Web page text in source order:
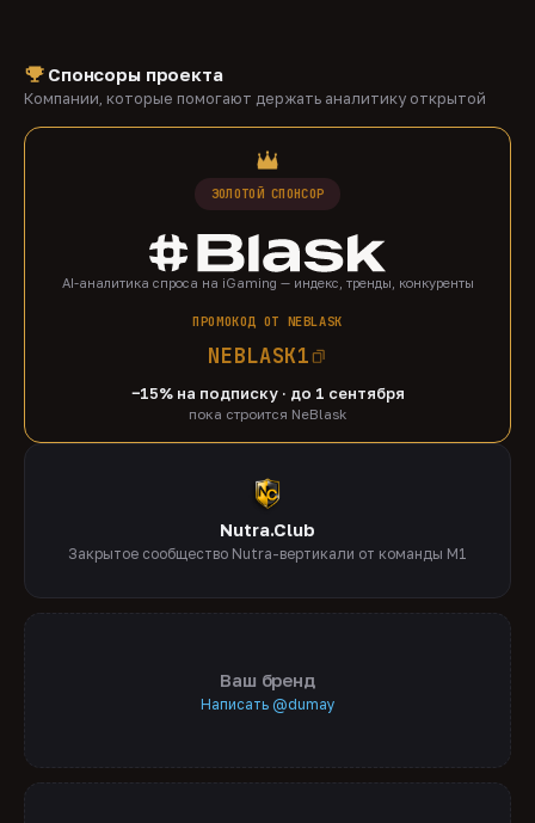
Спонсоры проекта
Компании, которые помогают держать аналитику открытой
ЗОЛОТОЙ СПОНСОР
AI-аналитика спроса на iGaming — индекс, тренды, конкуренты
ПРОМОКОД ОТ NEBLASK
NEBLASK1
−15% на подписку · до 1 сентября
пока строится NeBlask
Nutra.Club
Закрытое сообщество Nutra-вертикали от команды M1
Ваш бренд
Написать @dumay